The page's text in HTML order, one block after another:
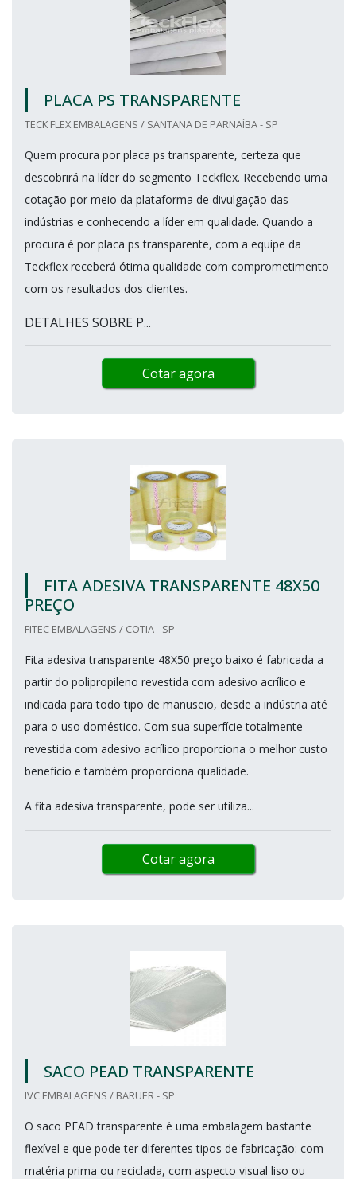
PLACA PS TRANSPARENTE
TECK FLEX EMBALAGENS / SANTANA DE PARNAÍBA - SP
Quem procura por placa ps transparente, certeza que
descobrirá na líder do segmento Teckflex. Recebendo uma
cotação por meio da plataforma de divulgação das
indústrias e conhecendo a líder em qualidade. Quando a
procura é por placa ps transparente, com a equipe da
Teckflex receberá ótima qualidade com comprometimento
com os resultados dos clientes.
DETALHES SOBRE P...
Cotar agora
FITA ADESIVA TRANSPARENTE 48X50
PREÇO
FITEC EMBALAGENS / COTIA - SP
Fita adesiva transparente 48X50 preço baixo é fabricada a
partir do polipropileno revestida com adesivo acrílico e
indicada para todo tipo de manuseio, desde a indústria até
para o uso doméstico. Com sua superfície totalmente
revestida com adesivo acrílico proporciona o melhor custo
benefício e também proporciona qualidade.
A fita adesiva transparente, pode ser utiliza...
Cotar agora
SACO PEAD TRANSPARENTE
IVC EMBALAGENS / BARUER - SP
O saco PEAD transparente é uma embalagem bastante
flexível e que pode ter diferentes tipos de fabricação: com
matéria prima ou reciclada, com aspecto visual liso ou